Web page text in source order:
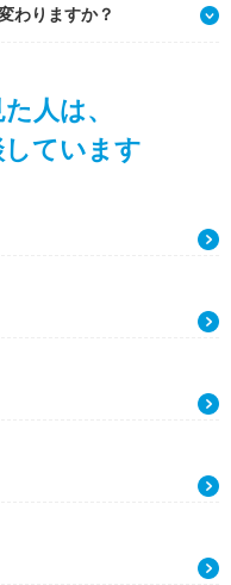
わりますか？
人は、
ています